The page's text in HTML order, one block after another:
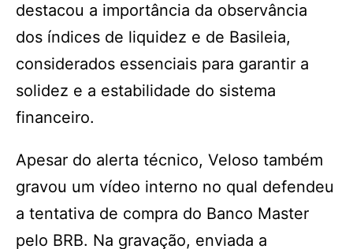
destacou a importância da observância
dos índices de liquidez e de Basileia,
considerados essenciais para garantir a
solidez e a estabilidade do sistema
financeiro.
Apesar do alerta técnico, Veloso também
gravou um vídeo interno no qual defendeu
a tentativa de compra do Banco Master
pelo BRB. Na gravação, enviada a